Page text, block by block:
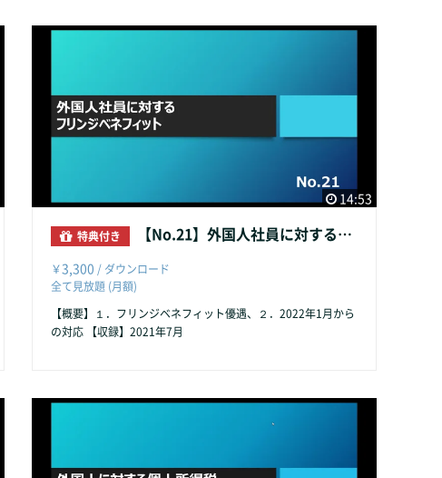
14:53
特典付き 【No.21】外国人社員に対するフリンジベネフィット
￥3,300 / ダウンロード
全て見放題 (月額)
【概要】１．フリンジベネフィット優遇、２．2022年1月から
の対応 【収録】2021年7月